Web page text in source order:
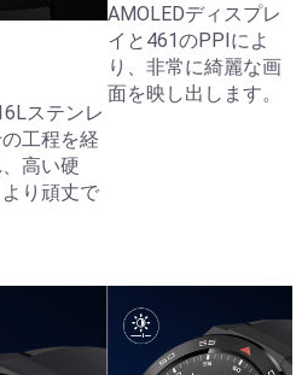
ステンレ
工程を経
高い硬
り頑丈で
AMOLEDディスプレ
イと461のPPIによ
り、非常に綺麗な画
面を映し出します。